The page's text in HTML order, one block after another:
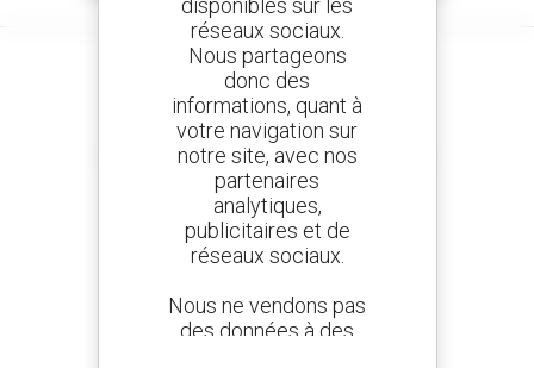
Créez vos alertes
et recevez des annonces de matériels d'occasion
Manitou partout dans le monde
réseaux sociaux.
Nous partageons
donc des
informations, quant à
votre navigation sur
notre site, avec nos
partenaires
analytiques,
publicitaires et de
réseaux sociaux.
Nous ne vendons pas
des données à des